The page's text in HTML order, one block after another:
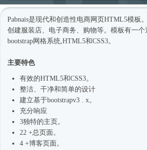
Pabnais是现代和创造性电商网页HTML5模板
创建服装店、电子商务、购物等。模板有一
bootstrap网格系统,HTML5和CSS3。
主要特色
有效的HTML5和CSS3。
整洁、干净和简单的设计
建立基于bootstrapv3 . x。
充分响应
3独特的主页。
22 +总页面。
4 +博客页面。